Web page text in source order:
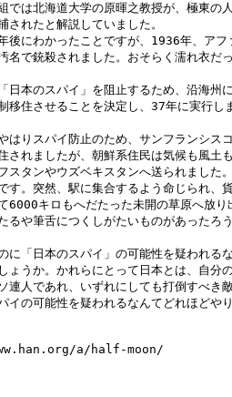
では北海道大学の原暉之教授が、極東の
されたと解説していました。
にわかったことですが、1936年、アフ
名で銃殺されました。おそらく濡れ衣だ
本のスパイ」を阻止するため、沿海州
移住させることを決定し、37年に実行し
りスパイ防止のため、サンフランシス
されましたが、朝鮮系住民は気候も風土
スタンやウズベキスタンへ送られました
。突然、駅に集合するよう命じられ、
6000キロもへだたった未開の草原へ放り
るや筆舌につくしがたいものがあったろ
「日本のスパイ」の可能性を疑われる
ょうか。かれらにとって日本とは、自分
連人であれ、いずれにしても打倒すべき
イの可能性を疑われるなんてどれほどや
a/half-moon/